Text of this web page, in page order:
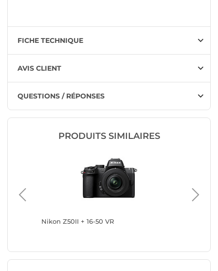
FICHE TECHNIQUE
AVIS CLIENT
QUESTIONS / RÉPONSES
PRODUITS SIMILAIRES
Nikon Z50II + 16-50 VR